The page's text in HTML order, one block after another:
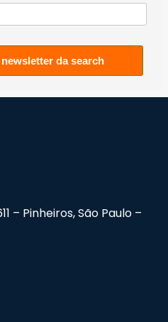
da search
– Pinheiros, São Paulo –